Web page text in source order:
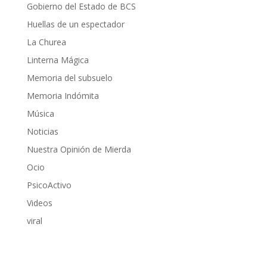
Gobierno del Estado de BCS
Huellas de un espectador
La Churea
Linterna Mágica
Memoria del subsuelo
Memoria Indómita
Música
Noticias
Nuestra Opinión de Mierda
Ocio
PsicoActivo
Videos
viral